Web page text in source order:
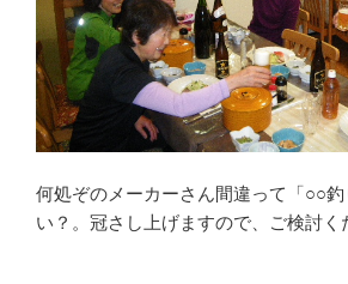
何処ぞのメーカーさん間違って「○○
い？。冠さし上げますので、ご検討く